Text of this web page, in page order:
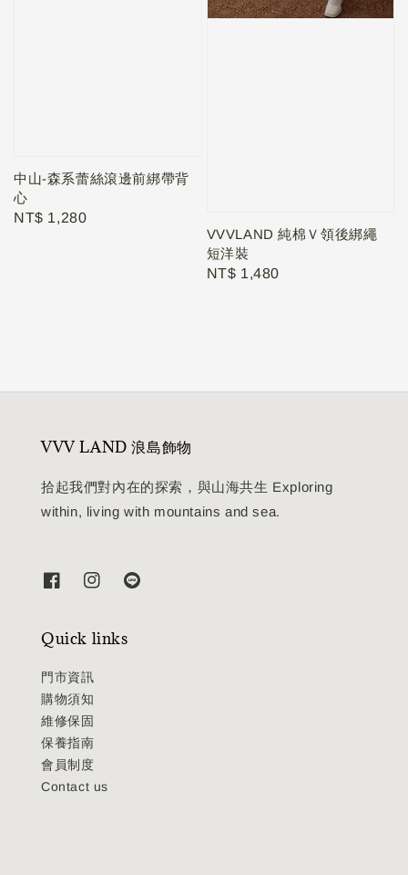
中山-森系蕾絲滾邊前綁帶背
心
Regular
NT$ 1,280
VVVLAND 純棉Ｖ領後綁繩
短洋裝
Regular
NT$ 1,480
VVV LAND 浪島飾物
拾起我們對內在的探索，與山海共生 Exploring
within, living with mountains and sea.
Quick links
門市資訊
購物須知
維修保固
保養指南
會員制度
Contact us